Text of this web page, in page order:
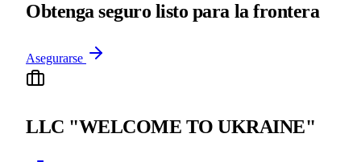
Obtenga seguro listo para la frontera
Asegurarse
LLC "WELCOME TO UKRAINE"